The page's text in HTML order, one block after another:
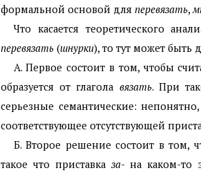
формальной основой для перевязать,
Что касается теоретического
перевязать (шнурки), то тут может быть
А. Первое состоит в том, чтобы
образуется от глагола вязать. При
серьезные семантические:
соответствующее отсутствующей
Б. Второе решение состоит в том,
такое что приставказа- на каком-то